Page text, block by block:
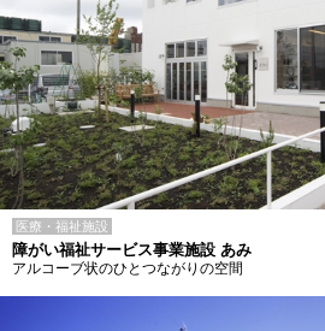
医療・福祉施設
障がい福祉サービス事業施設 あみ
アルコーブ状のひとつながりの空間